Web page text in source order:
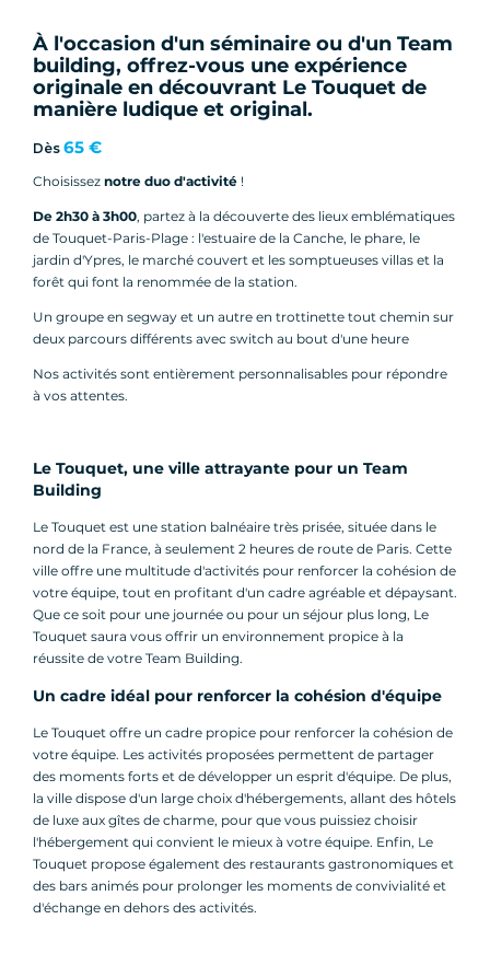
À l'occasion d'un séminaire ou d'un Team
building, offrez-vous une expérience
originale en découvrant Le Touquet de
manière ludique et original.
Dès 65 €
Choisissez notre duo d'activité !
De 2h30 à 3h00, partez à la découverte des lieux emblématiques
de Touquet-Paris-Plage : l'estuaire de la Canche, le phare, le
jardin d'Ypres, le marché couvert et les somptueuses villas et la
forêt qui font la renommée de la station.
Un groupe en segway et un autre en trottinette tout chemin sur
deux parcours différents avec switch au bout d'une heure
Nos activités sont entièrement personnalisables pour répondre
à vos attentes.
Le Touquet, une ville attrayante pour un Team
Building
Le Touquet est une station balnéaire très prisée, située dans le
nord de la France, à seulement 2 heures de route de Paris. Cette
ville offre une multitude d'activités pour renforcer la cohésion de
votre équipe, tout en profitant d'un cadre agréable et dépaysant.
Que ce soit pour une journée ou pour un séjour plus long, Le
Touquet saura vous offrir un environnement propice à la
réussite de votre Team Building.
Un cadre idéal pour renforcer la cohésion d'équipe
Le Touquet offre un cadre propice pour renforcer la cohésion de
votre équipe. Les activités proposées permettent de partager
des moments forts et de développer un esprit d'équipe. De plus,
la ville dispose d'un large choix d'hébergements, allant des hôtels
de luxe aux gîtes de charme, pour que vous puissiez choisir
l'hébergement qui convient le mieux à votre équipe. Enfin, Le
Touquet propose également des restaurants gastronomiques et
des bars animés pour prolonger les moments de convivialité et
d'échange en dehors des activités.